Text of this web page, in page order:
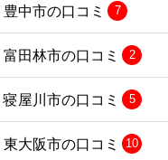
豊中市の口コミ 7
富田林市の口コミ 2
寝屋川市の口コミ 5
東大阪市の口コミ 10